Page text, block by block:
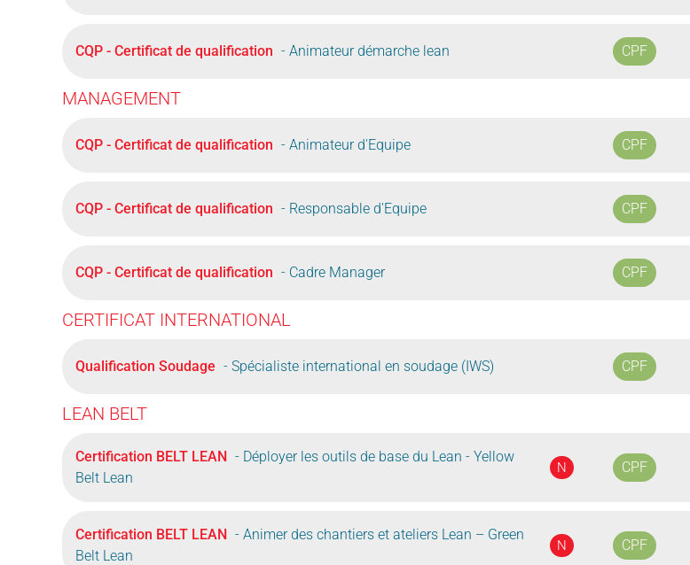
CQP - Certificat de qualification - Animateur démarche lean CPF
MANAGEMENT
CQP - Certificat de qualification - Animateur d'Equipe CPF
CQP - Certificat de qualification - Responsable d'Equipe CPF
CQP - Certificat de qualification - Cadre Manager CPF
CERTIFICAT INTERNATIONAL
Qualification Soudage - Spécialiste international en soudage (IWS) CPF
LEAN BELT
Certification BELT LEAN - Déployer les outils de base du Lean - Yellow
Belt Lean
N CPF
Certification BELT LEAN - Animer des chantiers et ateliers Lean – Green
Belt Lean
N CPF